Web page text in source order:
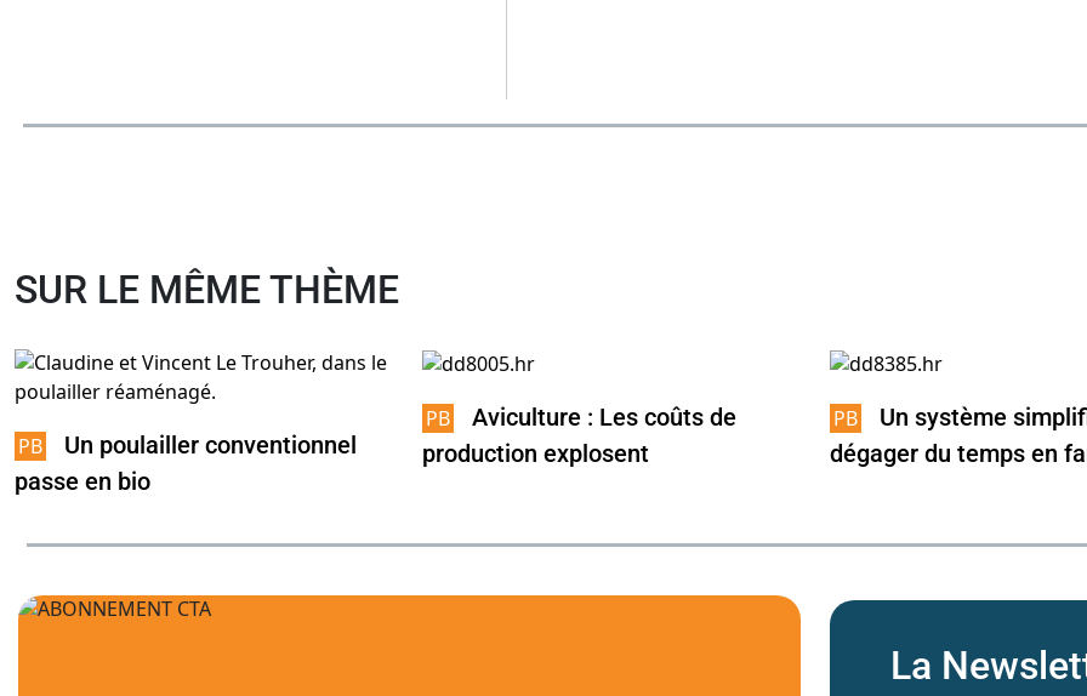
SUR LE MÊME THÈME
Un poulailler conventionnel
passe en bio
Aviculture : Les coûts de
production explosent
Un système
dégager du temps en
La